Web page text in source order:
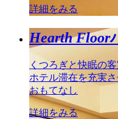
詳細をみる
Hearth Floor
くつろぎと快眠の
ホテル滞在を充実さ
おもてなし
詳細をみる